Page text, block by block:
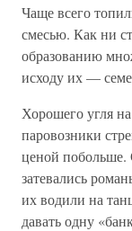
Чаще всего
смесью. Как ни
образованию
исходу их —
Хорошего угля
паровозники
ценой побольше.
затевались
их водили на
давать одну